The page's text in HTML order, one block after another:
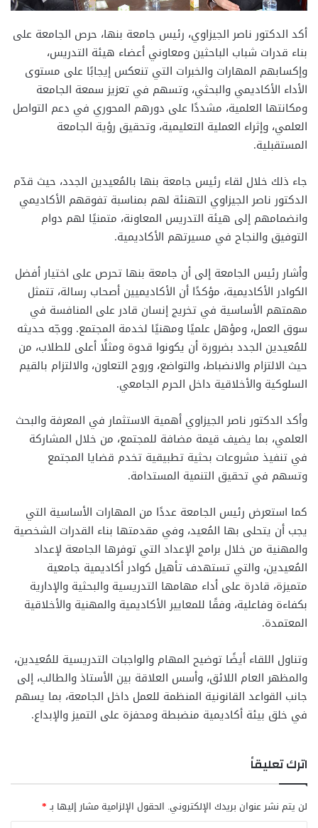
أكد الدكتور ناصر الجيزاوي، رئيس جامعة بنها، حرص الجامعة على
بناء قدرات شباب الباحثين ومعاوني أعضاء هيئة التدريس،
وإكسابهم المهارات والخبرات التي تنعكس إيجابًا على مستوى
الأداء الأكاديمي والبحثي، وتسهم في تعزيز سمعة الجامعة
ومكانتها العلمية، مشددًا على دورهم المحوري في دعم التواصل
العلمي، وإثراء العملية التعليمية، وتحقيق رؤية الجامعة
المستقبلية.
جاء ذلك خلال لقاء رئيس جامعة بنها بالمُعيدين الجدد، حيث قدّم
الدكتور ناصر الجيزاوي التهنئة لهم بمناسبة تفوقهم الأكاديمي
وانضمامهم إلى هيئة التدريس المعاونة، متمنيًا لهم دوام
التوفيق والنجاح في مسيرتهم الأكاديمية.
وأشار رئيس الجامعة إلى أن جامعة بنها تحرص على اختيار أفضل
الكوادر الأكاديمية، مؤكدًا أن الأكاديميين أصحاب رسالة، تتمثل
مهمتهم الأساسية في تخريج إنسان قادر على المنافسة في
سوق العمل، ومؤهل علميًا ومهنيًا لخدمة المجتمع. ووجّه حديثه
للمُعيدين الجدد بضرورة أن يكونوا قدوة ومثلًا أعلى للطلاب، من
حيث الالتزام والانضباط، والتواضع، وروح التعاون، والالتزام بالقيم
السلوكية والأخلاقية داخل الحرم الجامعي.
وأكد الدكتور ناصر الجيزاوي أهمية الاستثمار في المعرفة والبحث
العلمي، بما يضيف قيمة مضافة للمجتمع، من خلال المشاركة
في تنفيذ مشروعات بحثية تطبيقية تخدم قضايا المجتمع
وتسهم في تحقيق التنمية المستدامة.
كما استعرض رئيس الجامعة عددًا من المهارات الأساسية التي
يجب أن يتحلى بها المُعيد، وفي مقدمتها بناء القدرات الشخصية
والمهنية من خلال برامج الإعداد التي توفرها الجامعة لإعداد
المُعيدين، والتي تستهدف تأهيل كوادر أكاديمية جامعية
متميزة، قادرة على أداء مهامها التدريسية والبحثية والإدارية
بكفاءة وفاعلية، وفقًا للمعايير الأكاديمية والمهنية والأخلاقية
المعتمدة.
وتناول اللقاء أيضًا توضيح المهام والواجبات التدريسية للمُعيدين،
والمظهر العام اللائق، وأسس العلاقة بين الأستاذ والطالب، إلى
جانب القواعد القانونية المنظمة للعمل داخل الجامعة، بما يسهم
في خلق بيئة أكاديمية منضبطة ومحفزة على التميز والإبداع.
اترك تعليقاً
لن يتم نشر عنوان بريدك الإلكتروني. الحقول الإلزامية مشار إليها بـ*